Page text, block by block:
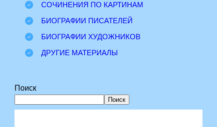
СОЧИНЕНИЯ ПО КАРТИНАМ
БИОГРАФИИ ПИСАТЕЛЕЙ
БИОГРАФИИ ХУДОЖНИКОВ
ДРУГИЕ МАТЕРИАЛЫ
Поиск
Поиск